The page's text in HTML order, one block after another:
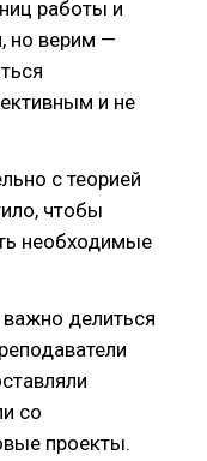
работы и
но верим —
и не
с теорией
чтобы
необходимые
делиться
со
проекты.